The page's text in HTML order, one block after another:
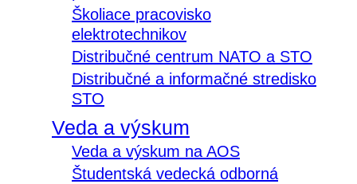
Školiace pracovisko
elektrotechnikov
Distribučné centrum NATO a STO
Distribučné a informačné stredisko
STO
Veda a výskum
Veda a výskum na AOS
Študentská vedecká odborná